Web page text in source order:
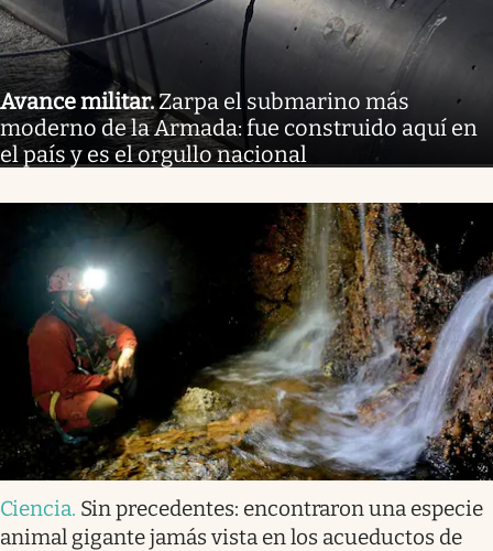
Avance militar.Zarpa el submarino más
moderno de la Armada: fue construido aquí en
el país y es el orgullo nacional
Ciencia. Sin precedentes: encontraron una especie
animal gigante jamás vista en los acueductos de